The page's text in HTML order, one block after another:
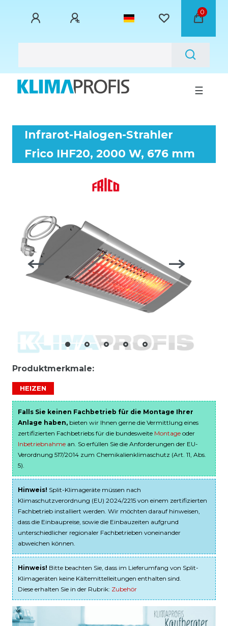
0
☰
Infrarot-Halogen-Strahler
Frico IHF20, 2000 W, 676 mm
Produktmerkmale:
HEIZEN
Falls Sie keinen Fachbetrieb für die Montage Ihrer
Anlage haben, bieten wir Ihnen gerne die Vermittlung eines
zertifizierten Fachbetriebs für die bundesweite Montage oder
Inbetriebnahme an. So erfüllen Sie die Anforderungen der EU-
Verordnung 517/2014 zum Chemikalienklimaschutz (Art. 11, Abs.
5).
Hinweis! Split-Klimageräte müssen nach
Klimaschutzverordnung (EU) 2024/2215 von einem zertifizierten
Fachbetrieb installiert werden. Wir möchten darauf hinweisen,
dass die Einbaupreise, sowie die Einbauzeiten aufgrund
unterschiedlicher regionaler Fachbetrieben voneinander
abweichen können.
Hinweis! Bitte beachten Sie, dass im Lieferumfang von Split-
Klimageräten keine Kältemittelleitungen enthalten sind.
Diese erhalten Sie in der Rubrik: Zubehör